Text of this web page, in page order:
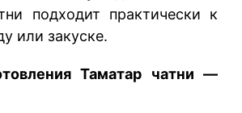
подходит практически к
или закуске.
Таматар чатни —